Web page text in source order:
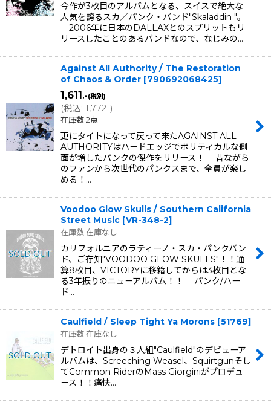
今作が3枚目のアルバムとなる、スイスで絶大な
人気を誇るスカ／パンク・バンド"Skaladdin "。
2006年に日本のDALLAXとのスプリットもリ
リースしたことのあるバンドなので、なじみの…
Against All Authority / The Restoration
of Chaos & Order [790692068425]
1,611.-(税別)
(税込: 1,772.-)
在庫数 2点
更にタイトになって戻って来たAGAINST ALL
AUTHORITYはハードエッジでポリティカルな側
面が増したパンクの傑作をリリース！ 昔ながら
のファンから次世代のパンクスまで、全員が楽し
める！…
Voodoo Glow Skulls / Southern California
Street Music [VR-348-2]
在庫数 在庫なし
カリフォルニアのラティーノ・スカ・パンクバン
ド、ご存知"VOODOO GLOW SKULLS"！！通
算8枚目、VICTORYに移籍してからは3枚目とな
る3年振りのニューアルバム！！ パンク/ハー
ド…
Caulfield / Sleep Tight Ya Morons [51769]
在庫数 在庫なし
デトロイト出身の３人組"Caulfield"のデビューア
ルバムは、Screeching Weasel、Squirtgunそし
てCommon RiderのMass Giorginiがプロデュ
ース！！痛快…